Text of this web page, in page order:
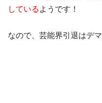
している ようです！
なので、 芸能界引退はデマ